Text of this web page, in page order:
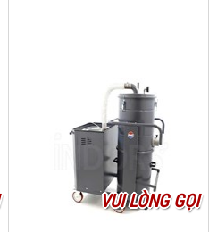
VUI LÒNG GỌI